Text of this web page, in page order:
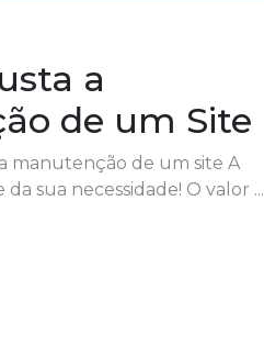
a
de um Site
manutenção de um site A
sua necessidade! O valor ...